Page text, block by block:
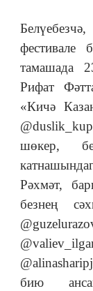
фестивале
тамашада
Рифат
«Кичә
шөкер,
Рәхмәт,
безнең
бию